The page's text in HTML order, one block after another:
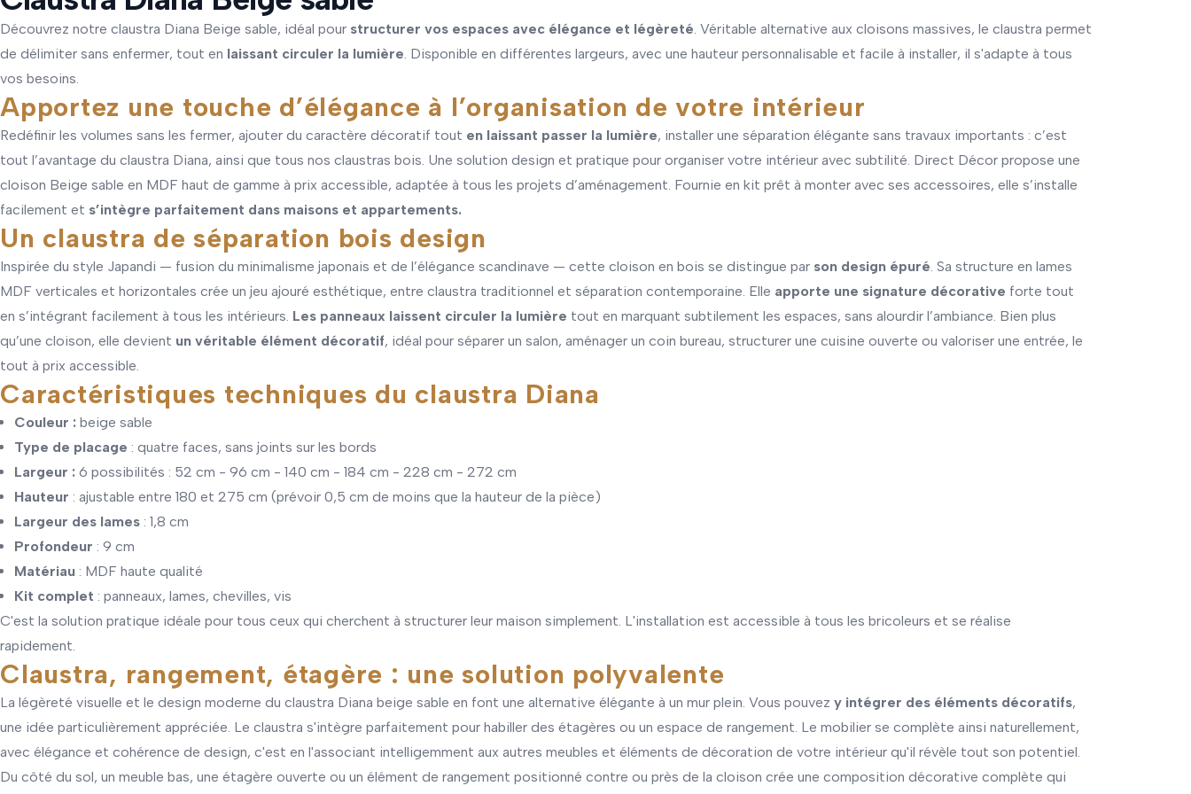
Découvrez notre claustra Diana Beige sable, idéal pour structurer vos espaces avec élégance et légèreté . Véritable alternative aux cloisons massives, le claustra permet
de délimiter sans enfermer, tout en laissant circuler la lumière . Disponible en différentes largeurs, avec une hauteur personnalisable et facile à installer, il s'adapte à tous
vos besoins.
Apportez une touche d’élégance à l’organisation de votre intérieur
Redéfinir les volumes sans les fermer, ajouter du caractère décoratif tout en laissant passer la lumière, installer une séparation élégante sans travaux importants : c’est
tout l’avantage du claustra Diana, ainsi que tous nos claustras bois . Une solution design et pratique pour organiser votre intérieur avec subtilité. Direct Décor propose une
cloison Beige sable en MDF haut de gamme à prix accessible, adaptée à tous les projets d’aménagement. Fournie en kit prêt à monter avec ses accessoires, elle s’installe
facilement et s’intègre parfaitement dans maisons et appartements.
Un claustra de séparation bois design
Inspirée du style Japandi — fusion du minimalisme japonais et de l’élégance scandinave — cette cloison en bois se distingue par son design épuré . Sa structure en lames
MDF verticales et horizontales crée un jeu ajouré esthétique, entre claustra traditionnel et séparation contemporaine. Elle apporte une signature décorative forte tout
en s’intégrant facilement à tous les intérieurs. Les panneaux laissent circuler la lumière tout en marquant subtilement les espaces, sans alourdir l’ambiance. Bien plus
qu’une cloison, elle devient un véritable élément décoratif, idéal pour séparer un salon, aménager un coin bureau, structurer une cuisine ouverte ou valoriser une entrée, le
tout à prix accessible.
Caractéristiques techniques du claustra Diana
Couleur : beige sable
Type de placage : quatre faces, sans joints sur les bords
Largeur : 6 possibilités : 52 cm - 96 cm - 140 cm - 184 cm - 228 cm - 272 cm
Hauteur : ajustable entre 180 et 275 cm (prévoir 0,5 cm de moins que la hauteur de la pièce)
Largeur des lames : 1,8 cm
Profondeur : 9 cm
Matériau : MDF haute qualité
Kit complet : panneaux, lames, chevilles, vis
C'est la solution pratique idéale pour tous ceux qui cherchent à structurer leur maison simplement. L'installation est accessible à tous les bricoleurs et se réalise
rapidement.
Claustra, rangement, étagère : une solution polyvalente
La légèreté visuelle et le design moderne du claustra Diana beige sable en font une alternative élégante à un mur plein. Vous pouvez y intégrer des éléments décoratifs,
une idée particulièrement appréciée. Le claustra s'intègre parfaitement pour habiller des étagères ou un espace de rangement. Le mobilier se complète ainsi naturellement,
avec élégance et cohérence de design, c'est en l'associant intelligemment aux autres meubles et éléments de décoration de votre intérieur qu'il révèle tout son potentiel.
Du côté du sol, un meuble bas, une étagère ouverte ou un élément de rangement positionné contre ou près de la cloison crée une composition décorative complète qui